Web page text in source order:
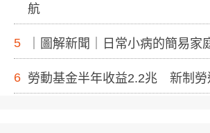
航
5 ｜圖解新聞｜日常小病的簡易家
6 勞動基金半年收益2.2兆 新制勞